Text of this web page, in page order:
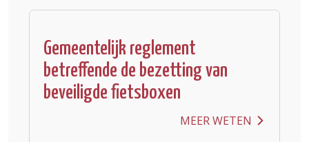
Gemeentelijk reglement
betreffende de bezetting van
beveiligde fietsboxen
MEER WETEN